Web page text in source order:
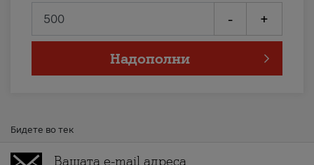
- +
Надополни
Бидете во тек